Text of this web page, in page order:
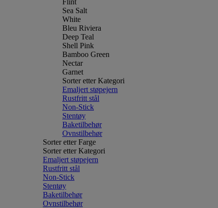
Flint
Sea Salt
White
Bleu Riviera
Deep Teal
Shell Pink
Bamboo Green
Nectar
Garnet
Sorter etter Kategori
Emaljert støpejern
Rustfritt stål
Non-Stick
Stentøy
Baketilbehør
Ovnstilbehør
Sorter etter Farge
Sorter etter Kategori
Emaljert støpejern
Rustfritt stål
Non-Stick
Stentøy
Baketilbehør
Ovnstilbehør